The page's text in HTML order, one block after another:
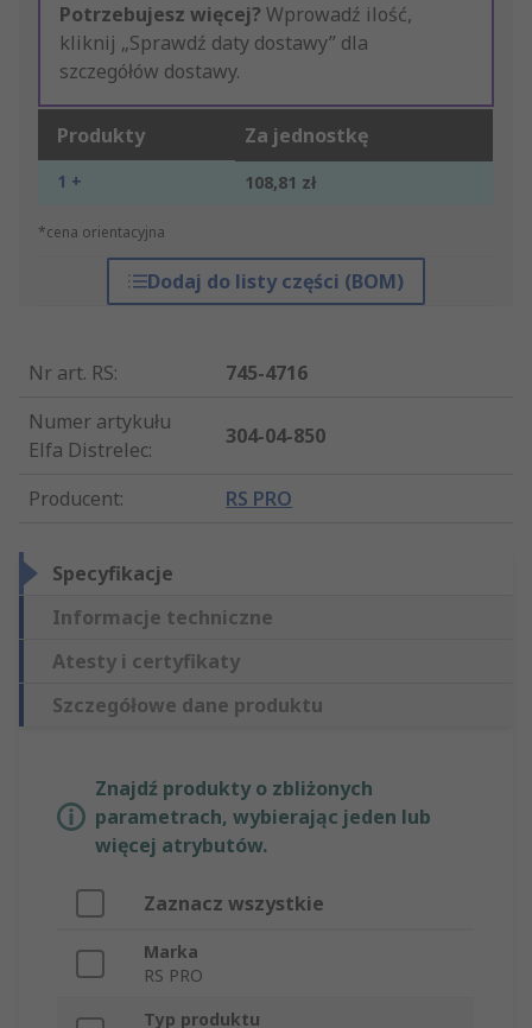
Potrzebujesz więcej? Wprowadź ilość,
kliknij „Sprawdź daty dostawy” dla
szczegółów dostawy.
Produkty Za jednostkę
1 + 108,81 zł
*cena orientacyjna
Dodaj do listy części (BOM)
Nr art. RS:
745-4716
Numer artykułu
Elfa Distrelec:
304-04-850
Producent: RS PRO
Specyfikacje
Informacje techniczne
Atesty i certyfikaty
Szczegółowe dane produktu
Znajdź produkty o zbliżonych
parametrach, wybierając jeden lub
więcej atrybutów.
Zaznacz wszystkie
Marka
RS PRO
Typ produktu